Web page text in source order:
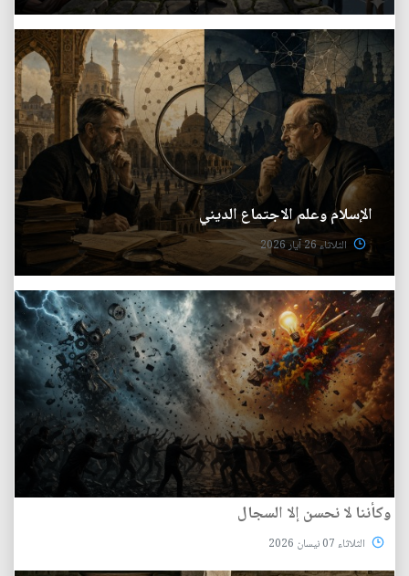
الإسلام وعلم الاجتماع الديني
الثلاثاء 26 آيار 2026
وكأننا لا نحسن إلا السجال
الثلاثاء 07 نيسان 2026